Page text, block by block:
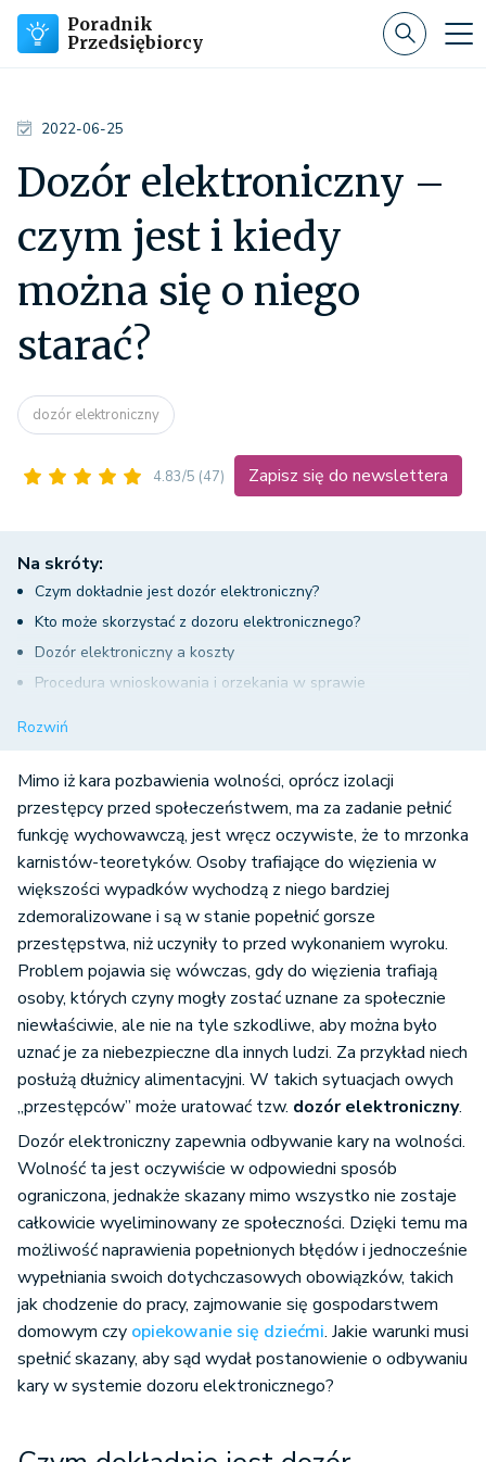
Poradnik
Przedsiębiorcy
2022-06-25
Dozór elektroniczny –
czym jest i kiedy
można się o niego
starać?
dozór elektroniczny
4.83/5 (47) Zapisz się do newslettera
Na skróty:
Czym dokładnie jest dozór elektroniczny?
Kto może skorzystać z dozoru elektronicznego?
Dozór elektroniczny a koszty
Procedura wnioskowania i orzekania w sprawie
Rozwiń
Mimo iż kara pozbawienia wolności, oprócz izolacji
przestępcy przed społeczeństwem, ma za zadanie pełnić
funkcję wychowawczą, jest wręcz oczywiste, że to mrzonka
karnistów-teoretyków. Osoby trafiające do więzienia w
większości wypadków wychodzą z niego bardziej
zdemoralizowane i są w stanie popełnić gorsze
przestępstwa, niż uczyniły to przed wykonaniem wyroku.
Problem pojawia się wówczas, gdy do więzienia trafiają
osoby, których czyny mogły zostać uznane za społecznie
niewłaściwie, ale nie na tyle szkodliwe, aby można było
uznać je za niebezpieczne dla innych ludzi. Za przykład niech
posłużą dłużnicy alimentacyjni. W takich sytuacjach owych
„przestępców” może uratować tzw. dozór elektroniczny.
Dozór elektroniczny zapewnia odbywanie kary na wolności.
Wolność ta jest oczywiście w odpowiedni sposób
ograniczona, jednakże skazany mimo wszystko nie zostaje
całkowicie wyeliminowany ze społeczności. Dzięki temu ma
możliwość naprawienia popełnionych błędów i jednocześnie
wypełniania swoich dotychczasowych obowiązków, takich
jak chodzenie do pracy, zajmowanie się gospodarstwem
domowym czy opiekowanie się dziećmi. Jakie warunki musi
spełnić skazany, aby sąd wydał postanowienie o odbywaniu
kary w systemie dozoru elektronicznego?